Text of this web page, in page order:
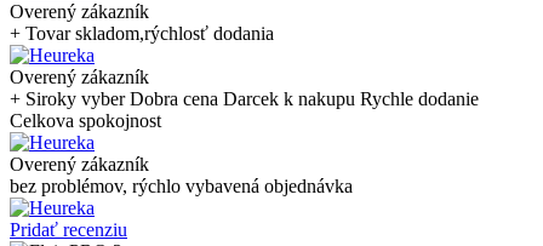
Overený zákazník
+ Tovar skladom,rýchlosť dodania
Overený zákazník
+ Siroky vyber Dobra cena Darcek k nakupu Rychle dodanie
Celkova spokojnost
Overený zákazník
bez problémov, rýchlo vybavená objednávka
Pridať recenziu